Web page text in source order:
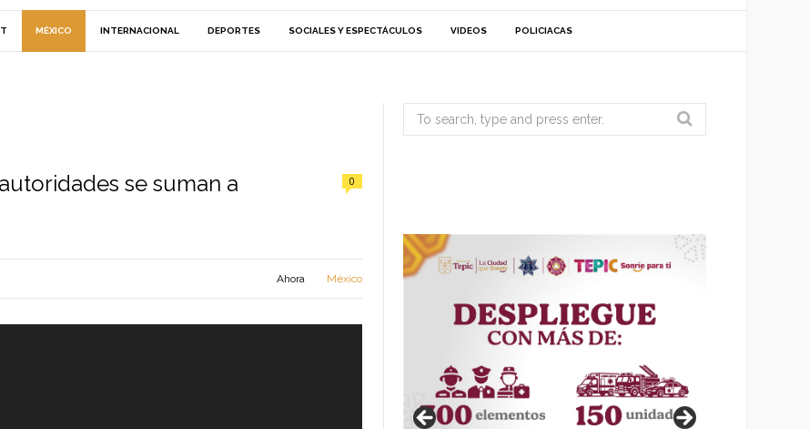
MÉXICO INTERNACIONAL DEPORTES SOCIALES Y ESPECTÁCULOS VIDEOS POLICIACAS
se suman a
0
Ahora México
Search
for: